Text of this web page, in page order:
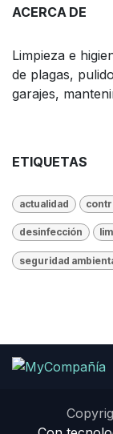
ACERCA DE
Limpieza e
de plagas,
garajes,
ETIQUETAS
actualidad
desinfección
seguridad